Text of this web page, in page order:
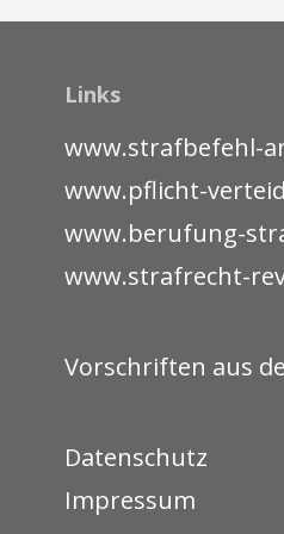
Links
www.strafbefehl-
www.pflicht-
www.berufung-
www.strafrecht-
Vorschriften aus
Datenschutz
Impressum